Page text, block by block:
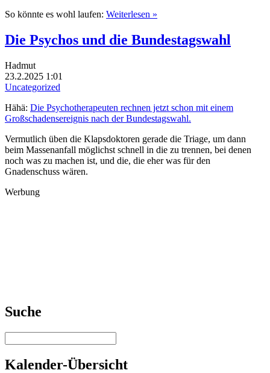
So könnte es wohl laufen: Weiterlesen »
Die Psychos und die Bundestagswahl
Hadmut
23.2.2025 1:01
Uncategorized
Hähä: Die Psychotherapeuten rechnen jetzt schon mit einem
Großschadensereignis nach der Bundestagswahl.
Vermutlich üben die Klapsdoktoren gerade die Triage, um dann
beim Massenanfall möglichst schnell in die zu trennen, bei denen
noch was zu machen ist, und die, die eher was für den
Gnadenschuss wären.
Werbung
Suche
Kalender-Übersicht